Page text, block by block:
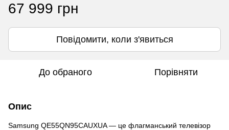
67 999 грн
Повідомити, коли з'явиться
До обраного Порівняти
Опис
Samsung QE55QN95CAUXUA — це флагманський телевізор